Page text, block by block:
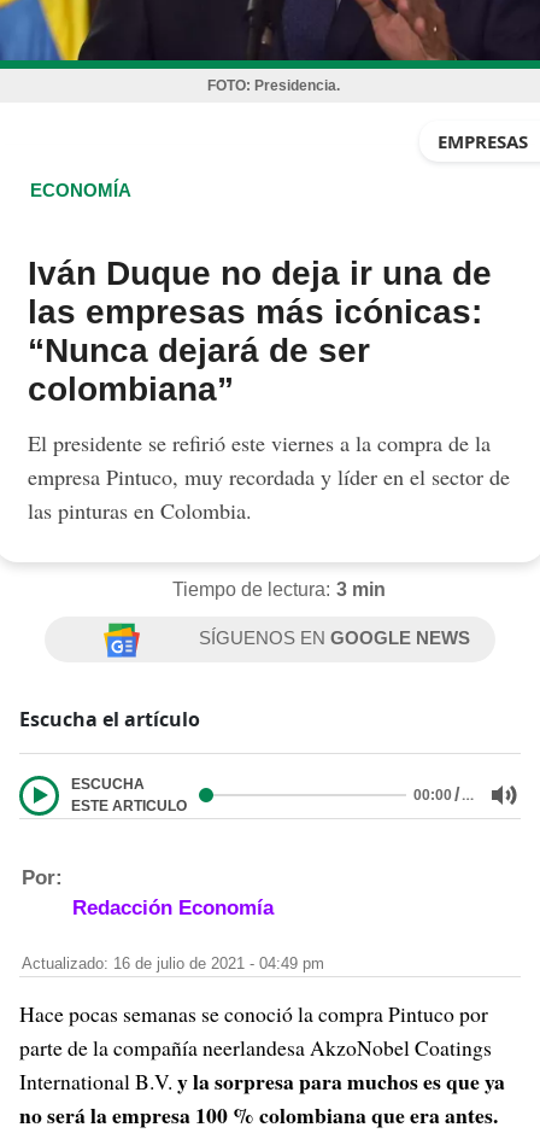
FOTO: Presidencia.
EMPRESAS
ECONOMÍA
Iván Duque no deja ir una de
las empresas más icónicas:
“Nunca dejará de ser
colombiana”
El presidente se refirió este viernes a la compra de la
empresa Pintuco, muy recordada y líder en el sector de
las pinturas en Colombia.
Tiempo de lectura: 3 min
SÍGUENOS ENGOOGLE NEWS
Escucha el artículo
ESCUCHA
ESTE ARTICULO
00:00/…
Por:
Redacción Economía
Actualizado: 16 de julio de 2021 - 04:49 pm
Hace pocas semanas se conoció la compra Pintuco por
parte de la compañía neerlandesa AkzoNobel Coatings
International B.V. y la sorpresa para muchos es que ya
no será la empresa 100 % colombiana que era antes.